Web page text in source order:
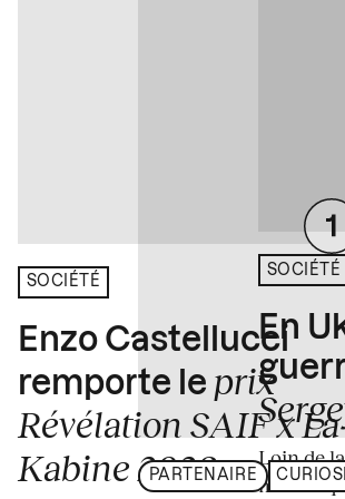
SOCIÉTÉ
Enzo Castellucci
remporte le prix
Révélation SAIF x La
Kabine 2026
PARTENAIRE
SOCIÉTÉ
En
Loin de